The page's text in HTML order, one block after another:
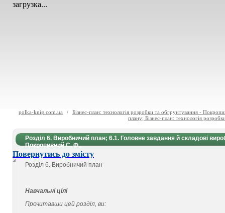
загрузка...
polka-knig.com.ua /
Бізнес-план: технологія розробки та обгрунтування -
плану; Бізнес-план: технологія
Розділ 6. Виробничий план; 6.1. Головне завдання й складові
Покропивний С. Ф.,
Повернутись до змісту
Розділ 6. Виробничий план
Навчальні цілі
Прочитавши цей розділ, ви: